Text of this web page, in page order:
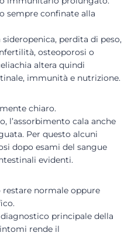
sempre confinate alla
perdita di peso,
osteoporosi o
altera quindi
immunità e nutrizione.
chiaro.
l’assorbimento cala anche
Per questo alcuni
dopo esami del sangue
evidenti.
restare normale oppure
principale della
rende il